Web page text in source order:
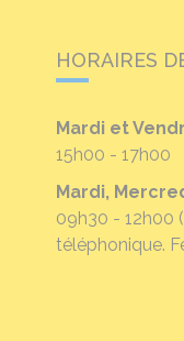
HORAIRES
Mardi et
15h00 - 17h00
Mardi,
09h30 - 12h00
téléphonique.